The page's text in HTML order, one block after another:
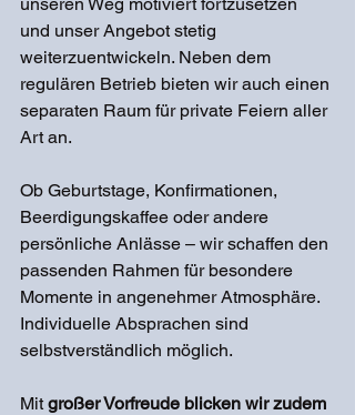
und unser Angebot stetig
weiterzuentwickeln. Neben dem
regulären Betrieb bieten wir auch einen
separaten Raum für private Feiern aller
Art an.
Ob Geburtstage, Konfirmationen,
Beerdigungskaffee oder andere
persönliche Anlässe – wir schaffen den
passenden Rahmen für besondere
Momente in angenehmer Atmosphäre.
Individuelle Absprachen sind
selbstverständlich möglich.
Mit großer Vorfreude blicken wir zudem